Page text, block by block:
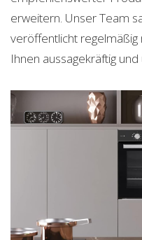
erweitern. Unser Team
veröffentlicht
Ihnen aussagekräftig